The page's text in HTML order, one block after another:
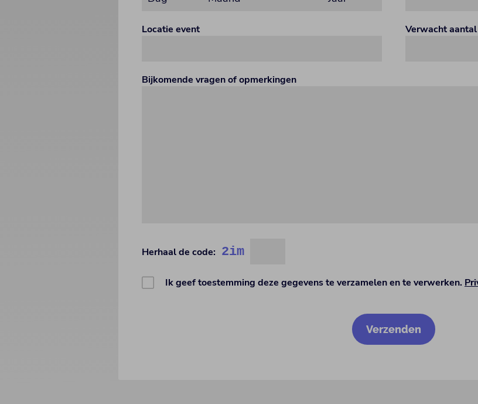
Locatie event Verwacht
Bijkomende vragen of opmerkingen
Herhaal de code: 2im
Ik geef toestemming deze gegevens te verzamelen en te verwerken.